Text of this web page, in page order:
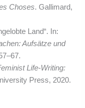
Choses. Gallimard,
Land“. In:
Aufsätze und
Life-Writing:
Press, 2020.